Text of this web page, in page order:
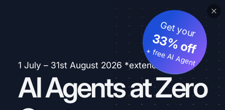
1 July – 31st August 2026 *extended
AI Agents at Zero
Get your
33% off
+ free AI Agent